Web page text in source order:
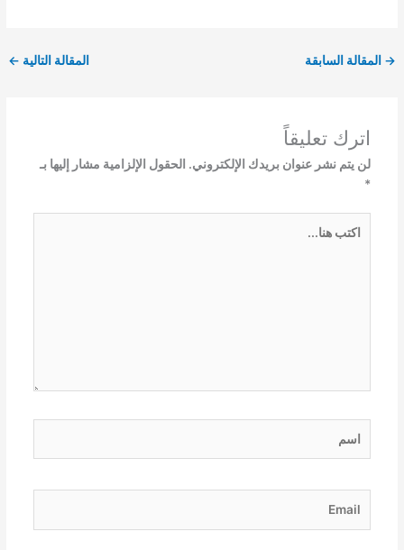
→ المقالة السابقة المقالة التالية ←
اترك تعليقاً
لن يتم نشر عنوان بريدك الإلكتروني. الحقول الإلزامية مشار إليها بـ
*
هنا...